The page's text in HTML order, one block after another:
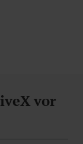
vor